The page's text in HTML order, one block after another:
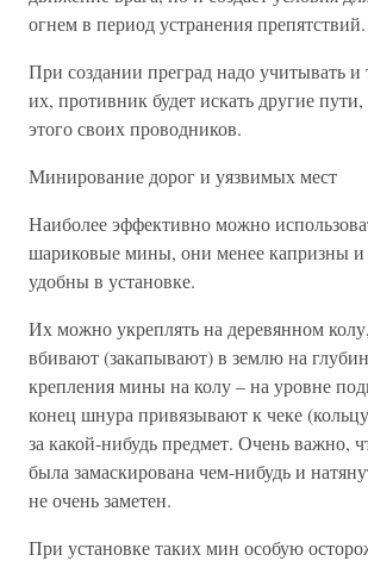
огнем в период устранения препятствий.
При создании преград надо учитывать и
их, противник будет искать другие пути,
этого своих проводников.
Минирование дорог и уязвимых мест
Наиболее эффективно можно
шариковые мины, они менее капризны и
удобны в установке.
Их можно укреплять на деревянном
вбивают (закапывают) в землю на
крепления мины на колу – на уровне
конец шнура привязывают к чеке
за какой-нибудь предмет. Очень важно,
была замаскирована чем-нибудь и
не очень заметен.
При установке таких мин особую